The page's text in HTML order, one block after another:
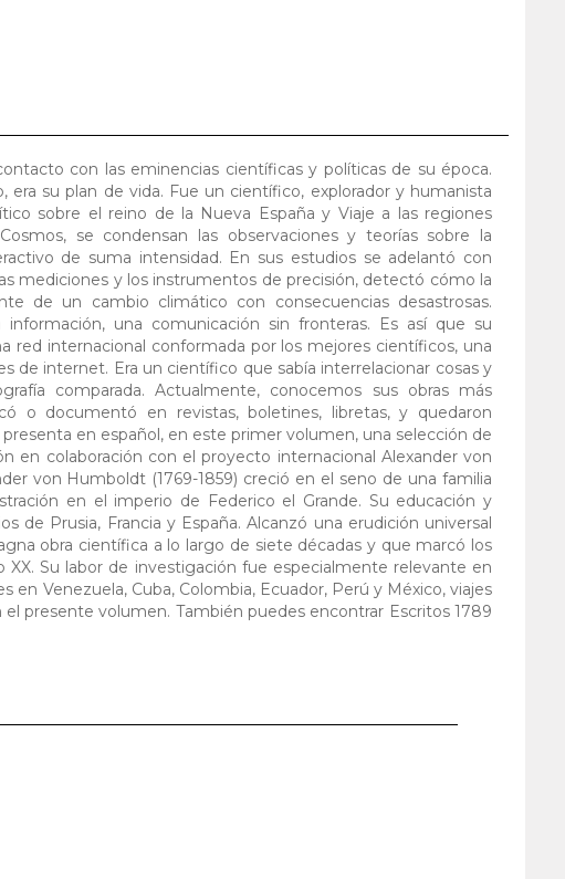
con las eminencias científicas y políticas de su época.
su plan de vida. Fue un científico, explorador y humanista
sobre el reino de la Nueva España y Viaje a las regiones
se condensan las observaciones y teorías sobre la
de suma intensidad. En sus estudios se adelantó con
mediciones y los instrumentos de precisión, detectó cómo la
de un cambio climático con consecuencias desastrosas.
una comunicación sin fronteras. Es así que su
internacional conformada por los mejores científicos, una
de internet. Era un científico que sabía interrelacionar cosas y
comparada. Actualmente, conocemos sus obras más
o documentó en revistas, boletines, libretas, y quedaron
en español, en este primer volumen, una selección de
en colaboración con el proyecto internacional Alexander von
von Humboldt (1769-1859) creció en el seno de una familia
en el imperio de Federico el Grande. Su educación y
de Prusia, Francia y España. Alcanzó una erudición universal
obra científica a lo largo de siete décadas y que marcó los
Su labor de investigación fue especialmente relevante en
en Venezuela, Cuba, Colombia, Ecuador, Perú y México, viajes
presente volumen. También puedes encontrar Escritos 1789